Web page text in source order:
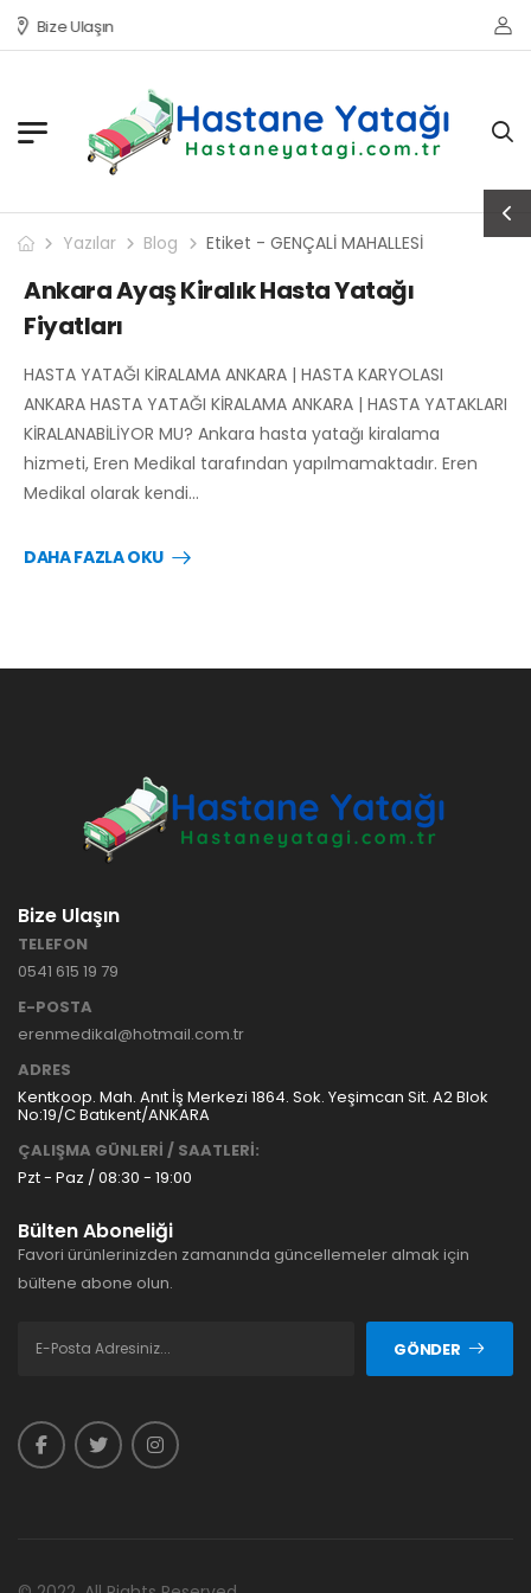
Bize Ulaşın
Yazılar Blog Etiket - GENÇALİ MAHALLESİ
Ankara Ayaş Kiralık Hasta Yatağı
Fiyatları
HASTA YATAĞI KİRALAMA ANKARA | HASTA KARYOLASI
ANKARA HASTA YATAĞI KİRALAMA ANKARA | HASTA YATAKLARI
KİRALANABİLİYOR MU? Ankara hasta yatağı kiralama
hizmeti, Eren Medikal tarafından yapılmamaktadır. Eren
Medikal olarak kendi…
DAHA FAZLA OKU
Bize Ulaşın
TELEFON
0541 615 19 79
E-POSTA
erenmedikal@hotmail.com.tr
ADRES
Kentkoop. Mah. Anıt İş Merkezi 1864. Sok. Yeşimcan Sit. A2 Blok
No:19/C Batıkent/ANKARA
ÇALIŞMA GÜNLERİ / SAATLERİ:
Pzt - Paz / 08:30 - 19:00
Bülten Aboneliği
Favori ürünlerinizden zamanında güncellemeler almak için
bültene abone olun.
GÖNDER